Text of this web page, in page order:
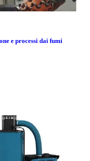
e processi dai fumi